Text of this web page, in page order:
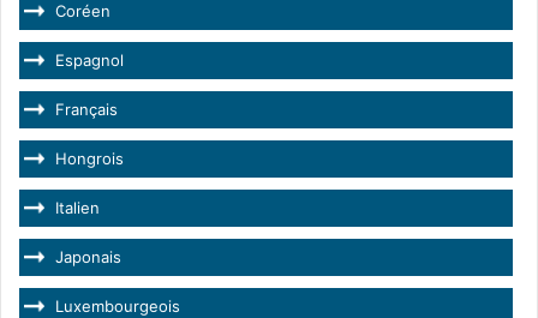
Coréen
Espagnol
Français
Hongrois
Italien
Japonais
Luxembourgeois